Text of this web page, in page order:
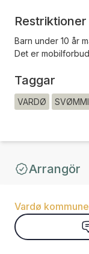
Restriktioner
Barn under 10 år
Det er
Taggar
VARDØ
Arrangör
Vardø kommune